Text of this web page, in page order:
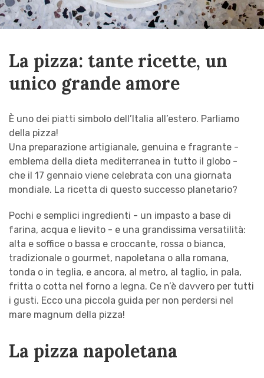
La pizza: tante ricette, un
unico grande amore
È uno dei piatti simbolo dell’Italia all’estero. Parliamo
della pizza!
Una preparazione artigianale, genuina e fragrante -
emblema della dieta mediterranea in tutto il globo -
che il 17 gennaio viene celebrata con una giornata
mondiale. La ricetta di questo successo planetario?
Pochi e semplici ingredienti - un impasto a base di
farina, acqua e lievito - e una grandissima versatilità:
alta e soffice o bassa e croccante, rossa o bianca,
tradizionale o gourmet, napoletana o alla romana,
tonda o in teglia, e ancora, al metro, al taglio, in pala,
fritta o cotta nel forno a legna. Ce n’è davvero per tutti
i gusti. Ecco una piccola guida per non perdersi nel
mare magnum della pizza!
La pizza napoletana